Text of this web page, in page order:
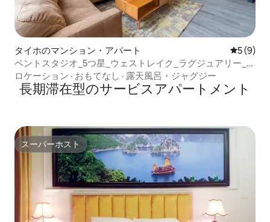
タイホのマンション・アパート レビュー
5 (9)
ペントスタジオ_5つ星_ウェストレイク_ラグジュアリー_ア
スコット
ロケーション · おもてなし · 露天風呂・ジャグジー
長期滞在型のサービスアパートメント
スーパーホスト
スーパーホスト